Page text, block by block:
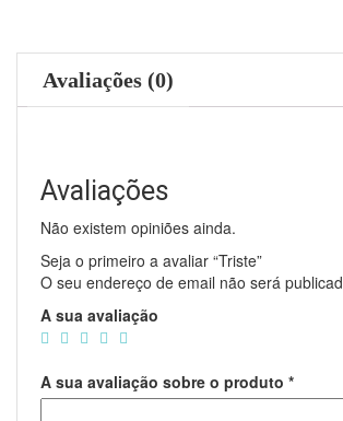
Avaliações (0)
Avaliações
Não existem opiniões ainda.
Seja o primeiro a avaliar “Triste”
O seu endereço de email não será
A sua avaliação
A sua avaliação sobre o produto *